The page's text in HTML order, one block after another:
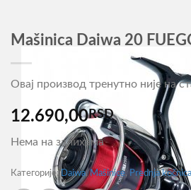
Mašinica Daiwa 20
Овај производ тренутно није на
12.690,00RSD
Нема на залихама
Категорије:Daiwa,Mašinice, Prednja kočnica